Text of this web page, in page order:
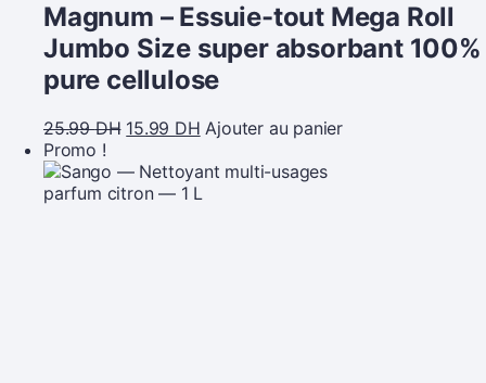
Magnum – Essuie-tout Mega Roll
Jumbo Size super absorbant 100%
pure cellulose
25.99DH 15.99 DH Ajouter au panier
Promo !